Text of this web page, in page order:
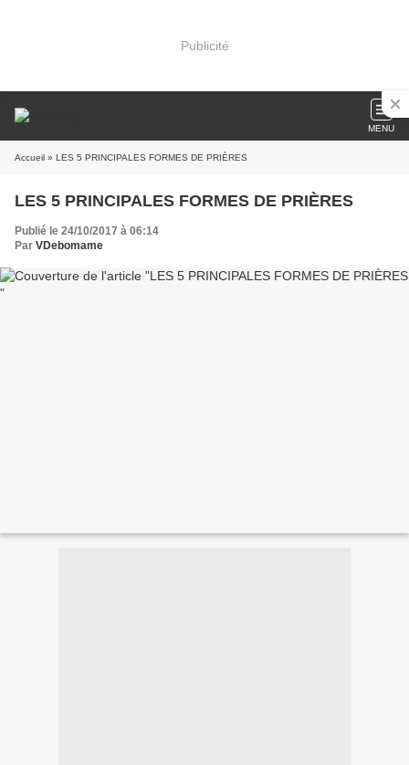
Publicité
MENU
Accueil » LES 5 PRINCIPALES FORMES DE PRIÈRES
LES 5 PRINCIPALES FORMES DE PRIÈRES
Publié le 24/10/2017 à 06:14
Par VDebomame